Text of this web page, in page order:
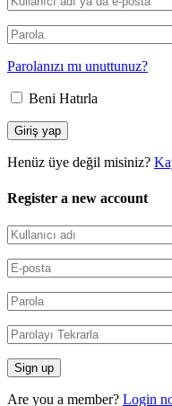
Parolanızı mı unuttunuz?
Beni Hatırla
Henüz üye değil misiniz?
Register a new account
Are you a member? Login